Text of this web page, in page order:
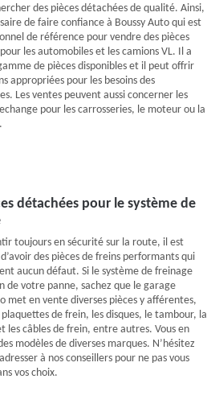
des pièces détachées de qualité. Ainsi,
de faire confiance à Boussy Auto qui est
de référence pour vendre des pièces
les automobiles et les camions VL. Il a
de pièces disponibles et il peut offrir
appropriées pour les besoins des
Les ventes peuvent aussi concerner les
pour les carrosseries, le moteur ou la
détachées pour le système de
toujours en sécurité sur la route, il est
des pièces de freins performants qui
aucun défaut. Si le système de freinage
de votre panne, sachez que le garage
met en vente diverses pièces y afférentes,
de frein, les disques, le tambour, la
les câbles de frein, entre autres. Vous en
modèles de diverses marques. N’hésitez
à nos conseillers pour ne pas vous
vos choix.